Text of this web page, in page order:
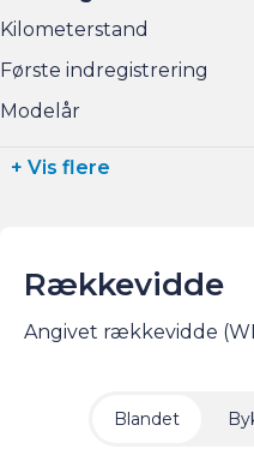
Kilometerstand
Første indregistrering
Modelår
+ Vis flere
Rækkevidde
Angivet rækkevidde
Blandet